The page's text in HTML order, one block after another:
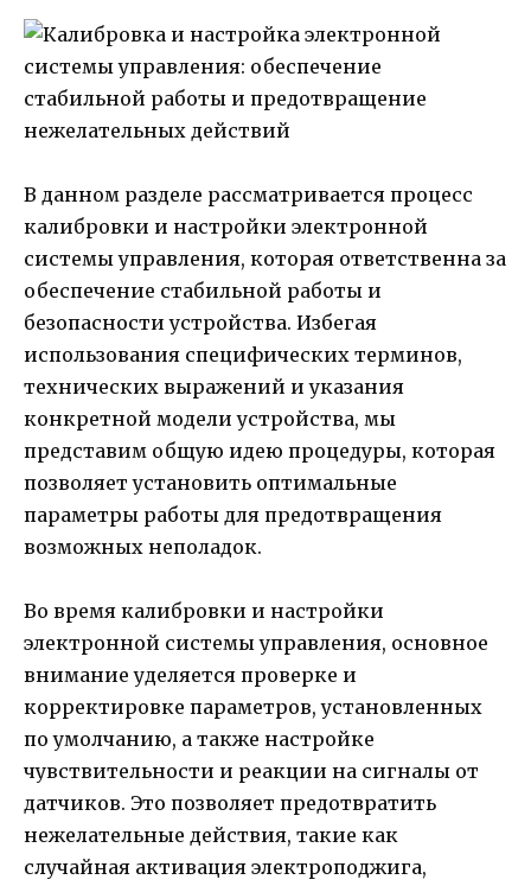
В данном разделе рассматривается процесс
калибровки и настройки электронной
системы управления, которая ответственна за
обеспечение стабильной работы и
безопасности устройства. Избегая
использования специфических терминов,
технических выражений и указания
конкретной модели устройства, мы
представим общую идею процедуры, которая
позволяет установить оптимальные
параметры работы для предотвращения
возможных неполадок.
Во время калибровки и настройки
электронной системы управления, основное
внимание уделяется проверке и
корректировке параметров, установленных
по умолчанию, а также настройке
чувствительности и реакции на сигналы от
датчиков. Это позволяет предотвратить
нежелательные действия, такие как
случайная активация электроподжига,